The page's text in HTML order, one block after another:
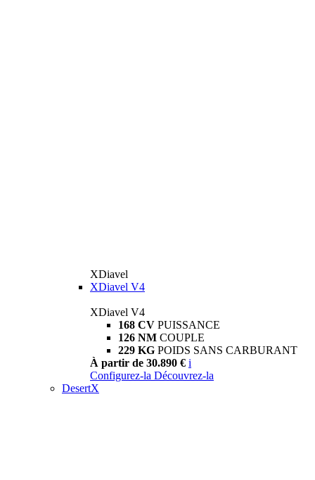
XDiavel
XDiavel V4
XDiavel V4
168 CV PUISSANCE
126 NM COUPLE
229 KG POIDS SANS CARBURANT
À partir de 30.890 € i
Configurez-la Découvrez-la
DesertX